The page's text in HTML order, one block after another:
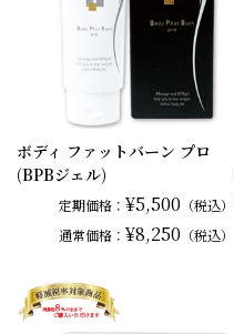
ボディ ファットバーン プロ
(BPBジェル)
定期価格：¥5,500 （税込）
通常価格：¥8,250 （税込）